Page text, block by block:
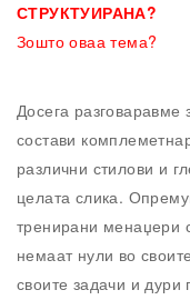
СТРУКТУИРАНА?
Зошто оваа тема?
Досега
состави
различни стилови и
целата слика.
тренирани менаџери
немаат нули во
своите задачи и дури